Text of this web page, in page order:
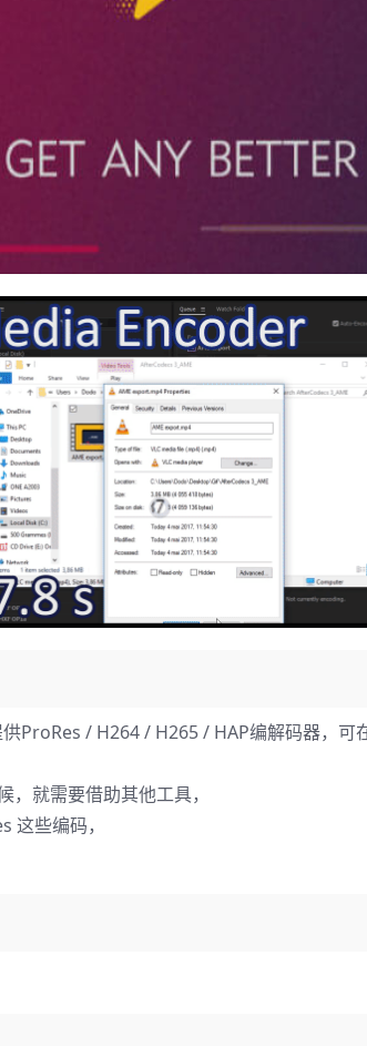
ProRes / H264 / H265 / HAP编解码器，可
就需要借助其他工具，
这些编码，